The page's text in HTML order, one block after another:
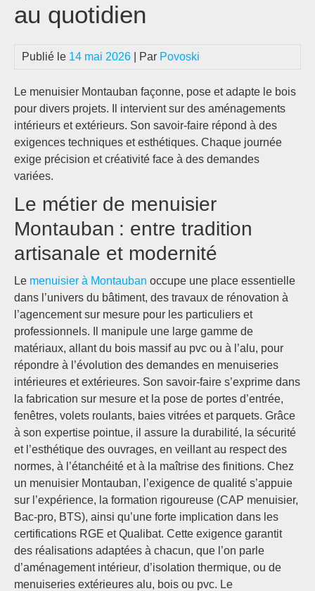
au quotidien
Publié le 14 mai 2026 | Par Povoski
Le menuisier Montauban façonne, pose et adapte le bois
pour divers projets. Il intervient sur des aménagements
intérieurs et extérieurs. Son savoir-faire répond à des
exigences techniques et esthétiques. Chaque journée
exige précision et créativité face à des demandes
variées.
Le métier de menuisier
Montauban : entre tradition
artisanale et modernité
Le menuisier à Montauban occupe une place essentielle
dans l’univers du bâtiment, des travaux de rénovation à
l’agencement sur mesure pour les particuliers et
professionnels. Il manipule une large gamme de
matériaux, allant du bois massif au pvc ou à l’alu, pour
répondre à l’évolution des demandes en menuiseries
intérieures et extérieures. Son savoir-faire s’exprime dans
la fabrication sur mesure et la pose de portes d’entrée,
fenêtres, volets roulants, baies vitrées et parquets. Grâce
à son expertise pointue, il assure la durabilité, la sécurité
et l’esthétique des ouvrages, en veillant au respect des
normes, à l’étanchéité et à la maîtrise des finitions. Chez
un menuisier Montauban, l’exigence de qualité s’appuie
sur l’expérience, la formation rigoureuse (CAP menuisier,
Bac-pro, BTS), ainsi qu’une forte implication dans les
certifications RGE et Qualibat. Cette exigence garantit
des réalisations adaptées à chacun, que l’on parle
d’aménagement intérieur, d’isolation thermique, ou de
menuiseries extérieures alu, bois ou pvc. Le